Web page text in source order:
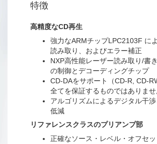
特徴
高精度なCD再生
強力なARMチップLPC2103F に
読み取り、およびエラー補正
NXP高性能レーザー読み取り/書
の制御とデコーディングチップ
CD-DAをサポート（CD-R, CD-
全てを保証するものではありませ
アルゴリズムによるデジタル干
低減
リファレンスクラスのプリアンプ部
正確なソース・レベル・オフセ